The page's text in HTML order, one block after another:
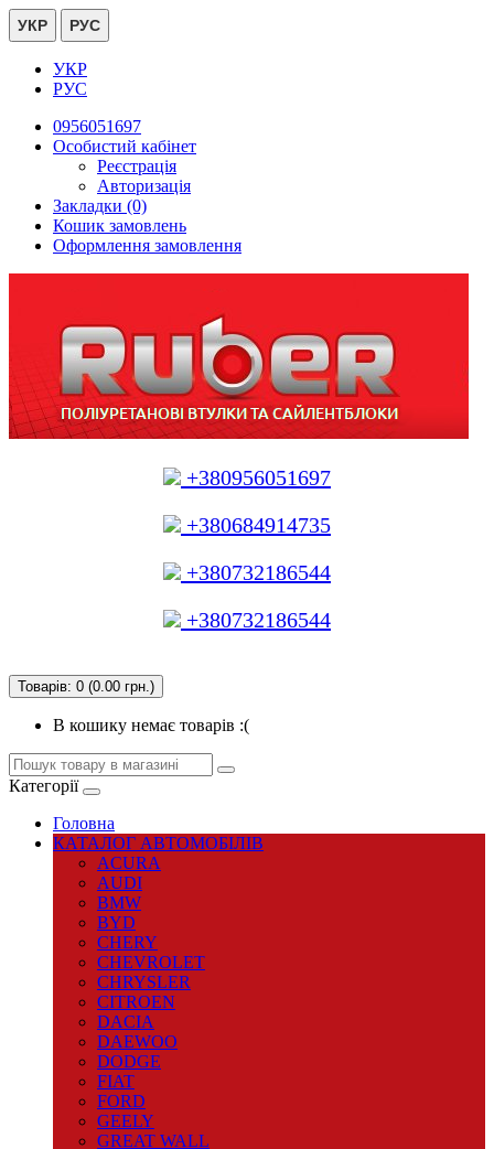
УКР РУС
УКР
РУС
0956051697
Особистий кабінет
Реєстрація
Авторизація
Закладки (0)
Кошик замовлень
Оформлення замовлення
+380956051697
+380684914735
+380732186544
+380732186544
Товарів: 0 (0.00 грн.)
В кошику немає товарів :(
Категорії
Головна
КАТАЛОГ АВТОМОБІЛІВ
ACURA
AUDI
BMW
BYD
CHERY
CHEVROLET
CHRYSLER
CITROEN
DACIA
DAEWOO
DODGE
FIAT
FORD
GEELY
GREAT WALL